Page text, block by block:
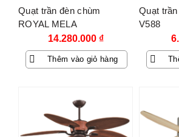
Quạt trần đèn chùm
ROYAL MELA
14.280.000 ₫
Thêm vào giỏ hàng
Quạt
V588